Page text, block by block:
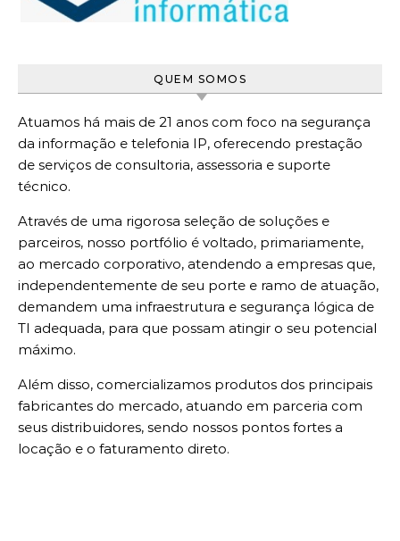
QUEM SOMOS
Atuamos há mais de 21 anos com foco na segurança
da informação e telefonia IP, oferecendo prestação
de serviços de consultoria, assessoria e suporte
técnico.
Através de uma rigorosa seleção de soluções e
parceiros, nosso portfólio é voltado, primariamente,
ao mercado corporativo, atendendo a empresas que,
independentemente de seu porte e ramo de atuação,
demandem uma infraestrutura e segurança lógica de
TI adequada, para que possam atingir o seu potencial
máximo.
Além disso, comercializamos produtos dos principais
fabricantes do mercado, atuando em parceria com
seus distribuidores, sendo nossos pontos fortes a
locação e o faturamento direto.